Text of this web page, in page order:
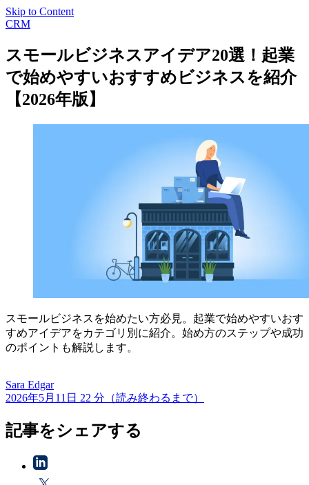
Skip to Content
CRM
スモールビジネスアイデア20選！起業
で始めやすいおすすめビジネスを紹介
【2026年版】
スモールビジネスを始めたい方必見。起業で始めやすいおす
すめアイデアをカテゴリ別に紹介。始め方のステップや成功
のポイントも解説します。
Sara Edgar
2026年5月11日 22 分（読み終わるまで）
記事をシェアする